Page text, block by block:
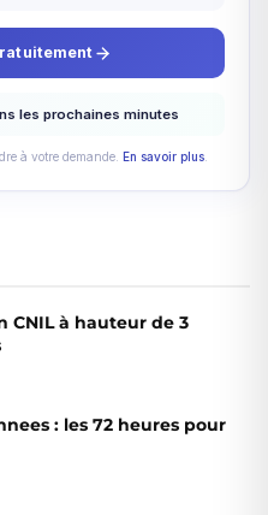
les prochaines minutes
à votre demande. En savoir plus
CNIL à hauteur de 3
: les 72 heures pour